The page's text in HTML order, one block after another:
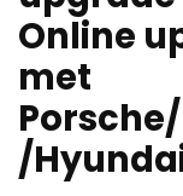
Online
met
/